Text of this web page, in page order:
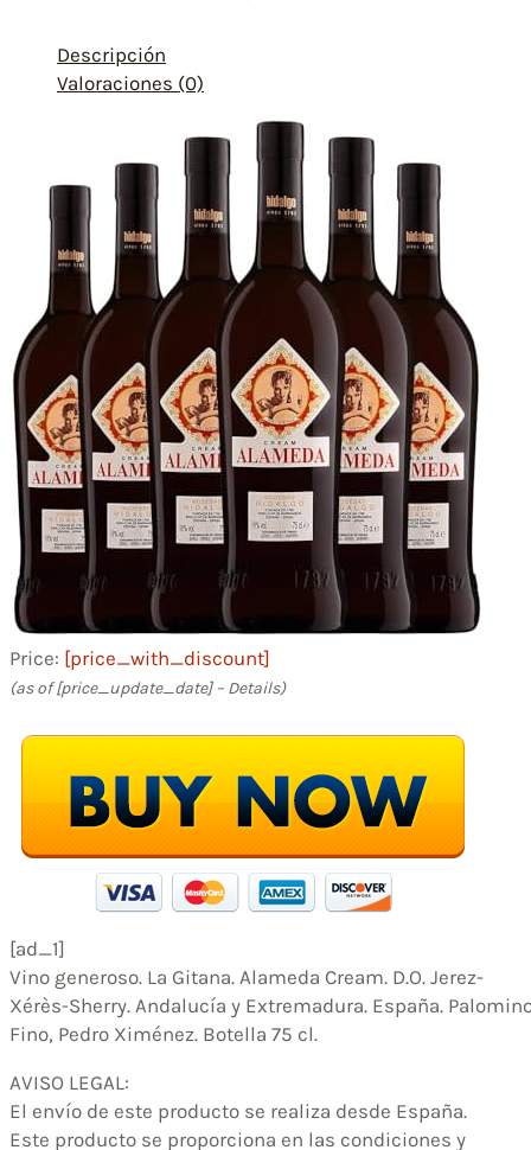
Descripción
Valoraciones (0)
Price: [price_with_discount]
(as of [price_update_date] – Details)
[ad_1]
Vino generoso. La Gitana. Alameda Cream. D.O. Jerez-
Xérès-Sherry. Andalucía y Extremadura. España.
Fino, Pedro Ximénez. Botella 75 cl.
AVISO LEGAL:
El envío de este producto se realiza desde España.
Este producto se proporciona en las condiciones y